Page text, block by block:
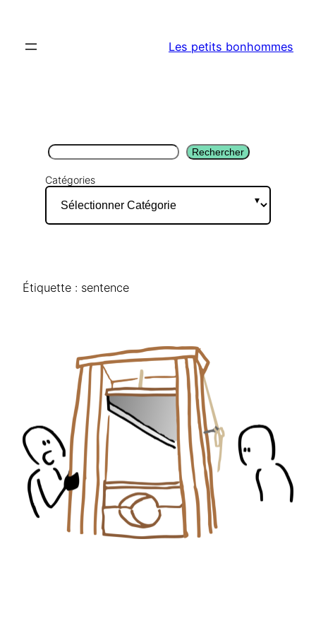
contenu
Les petits bonhommes
Rechercher Rechercher
Catégories
Étiquette : sentence